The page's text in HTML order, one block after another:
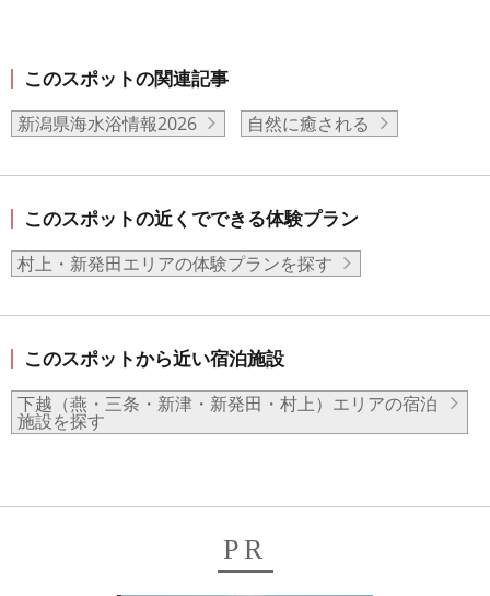
このスポットの関連記事
新潟県海水浴情報2026 自然に癒される
このスポットの近くでできる体験プラン
村上・新発田エリアの体験プランを探す
このスポットから近い宿泊施設
下越（燕・三条・新津・新発田・村上）エリアの宿泊
施設を探す
PR